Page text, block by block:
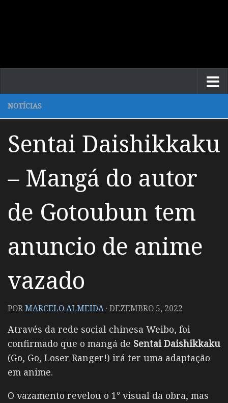
NOTÍCIAS
Sentai Daishikkaku
– Mangá do autor
de Gotoubun tem
anuncio de anime
vazado
PORMARCELO ALMEIDA ·DEZEMBRO 5, 2022
Através da rede social chinesa Weibo, foi
confirmado que o mangá de Sentai Daishikkaku
(Go, Go, Loser Ranger!) irá ter uma adaptação
em anime.
O vazamento revelou o 1° visual da obra, mas